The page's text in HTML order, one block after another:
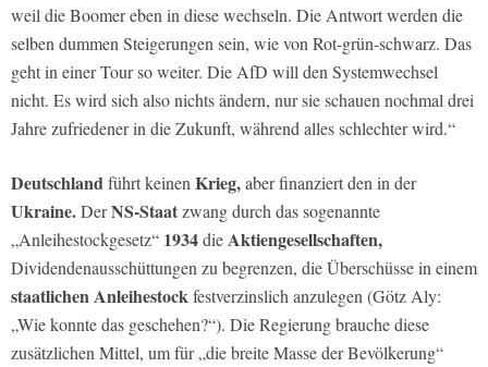
weil die Boomer eben in diese wechseln. Die Antwort werden die
selben dummen Steigerungen sein, wie von Rot-grün-schwarz. Das
geht in einer Tour so weiter. Die AfD will den Systemwechsel
nicht. Es wird sich also nichts ändern, nur sie schauen nochmal drei
Jahre zufriedener in die Zukunft, während alles schlechter wird.“
Deutschlandführt keinen Krieg,aber finanziert den in der
Ukraine.DerNS-Staatzwang durch das sogenannte
„Anleihestockgesetz“ 1934dieAktiengesellschaften,
Dividendenausschüttungen zu begrenzen, die Überschüsse in einem
staatlichen Anleihestockfestverzinslich anzulegen (Götz Aly:
„Wie konnte das geschehen?“). Die Regierung brauche diese
zusätzlichen Mittel, um für „die breite Masse der Bevölkerung“